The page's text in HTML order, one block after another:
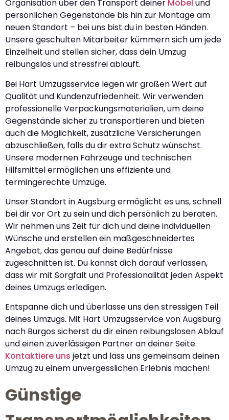
Organisation über den Transport deiner Möbel und
persönlichen Gegenstände bis hin zur Montage am
neuen Standort – bei uns bist du in besten Händen.
Unsere geschulten Mitarbeiter kümmern sich um jede
Einzelheit und stellen sicher, dass dein Umzug
reibungslos und stressfrei abläuft.
Bei Hart Umzugsservice legen wir großen Wert auf
Qualität und Kundenzufriedenheit. Wir verwenden
professionelle Verpackungsmaterialien, um deine
Gegenstände sicher zu transportieren und bieten
auch die Möglichkeit, zusätzliche Versicherungen
abzuschließen, falls du dir extra Schutz wünschst.
Unsere modernen Fahrzeuge und technischen
Hilfsmittel ermöglichen uns effiziente und
termingerechte Umzüge.
Unser Standort in Augsburg ermöglicht es uns, schnell
bei dir vor Ort zu sein und dich persönlich zu beraten.
Wir nehmen uns Zeit für dich und deine individuellen
Wünsche und erstellen ein maßgeschneidertes
Angebot, das genau auf deine Bedürfnisse
zugeschnitten ist. Du kannst dich darauf verlassen,
dass wir mit Sorgfalt und Professionalität jeden Aspekt
deines Umzugs erledigen.
Entspanne dich und überlasse uns den stressigen Teil
deines Umzugs. Mit Hart Umzugsservice von Augsburg
nach Burgos sicherst du dir einen reibungslosen Ablauf
und einen zuverlässigen Partner an deiner Seite.
Kontaktiere uns jetzt und lass uns gemeinsam deinen
Umzug zu einem unvergesslichen Erlebnis machen!
Günstige